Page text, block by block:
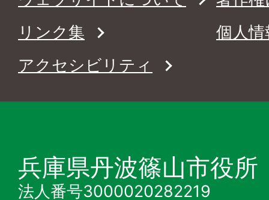
リンク集
個人
アクセシビリティ
兵庫県丹波篠山市役所
法人番号3000020282219